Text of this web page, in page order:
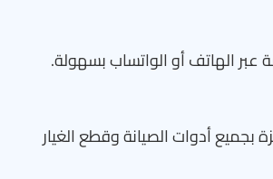
عبر الهاتف أو الواتساب بسهولة.
بجميع أدوات الصيانة وقطع الغيار